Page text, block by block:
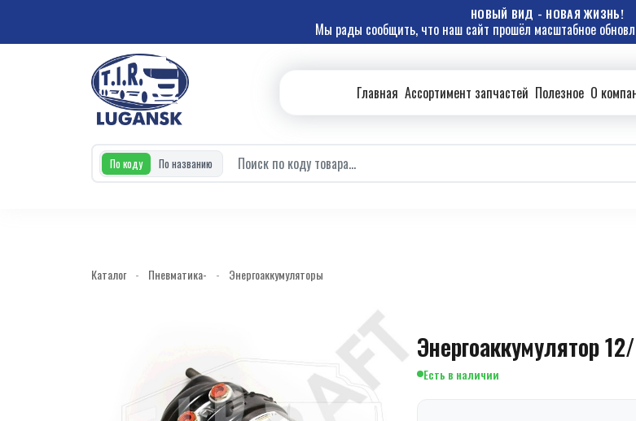
НОВЫЙ ВИД - НОВАЯ ЖИЗНЬ!
Мы рады сообщить, что наш сайт прошёл масштабное
Главная Ассортимент запчастей Полезное О
По коду По названию
Каталог - Пневматика- - Энергоаккумуляторы
Энергоаккумулятор
Есть в наличии